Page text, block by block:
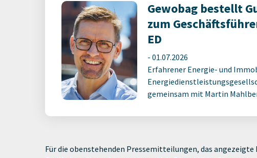
Gewobag bestellt
zum
ED
- 01.07.2026
Erfahrener Energie- und
gemeinsam mit Martin
Für die obenstehenden Pressemitteilungen, das